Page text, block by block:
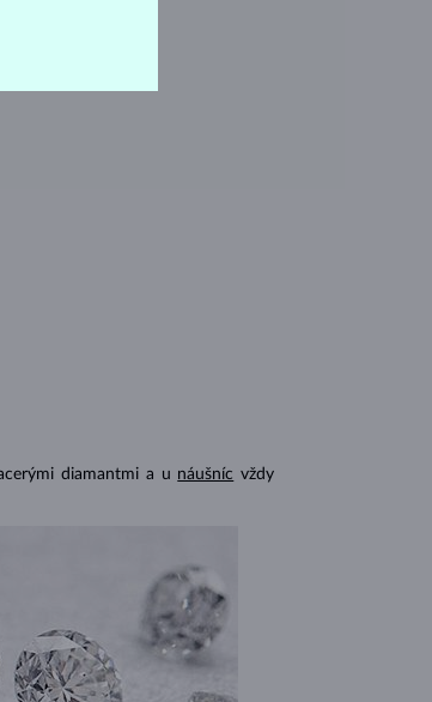
diamantmi a u náušníc vždy